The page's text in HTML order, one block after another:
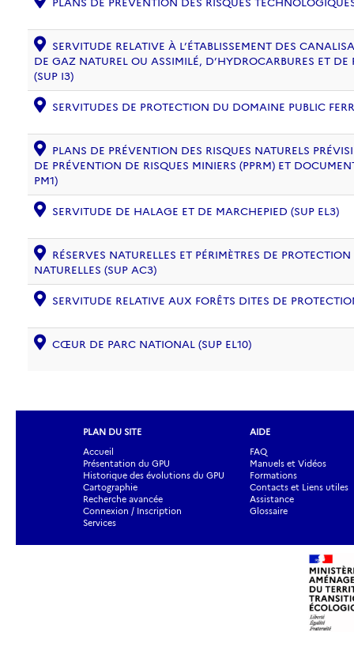
SERVITUDE RELATIVE À L’ÉTABLISSEMENT DES
DE GAZ NATUREL OU ASSIMILÉ, D’HYDROCARBURES ET
(SUP I3)
SERVITUDES DE PROTECTION DU DOMAINE PUBLIC
PLANS DE PRÉVENTION DES RISQUES NATURELS
DE PRÉVENTION DE RISQUES MINIERS (PPRM) ET
PM1)
SERVITUDE DE HALAGE ET DE MARCHEPIED (SUP EL3)
RÉSERVES NATURELLES ET PÉRIMÈTRES DE
NATURELLES (SUP AC3)
SERVITUDE RELATIVE AUX FORÊTS DITES DE
CŒUR DE PARC NATIONAL (SUP EL10)
PLAN DU SITE
Accueil
Présentation du GPU
Historique des évolutions du GPU
Cartographie
Recherche avancée
Connexion / Inscription
Services
AIDE
FAQ
Manuels et Vidéos
Formations
Contacts et Liens utiles
Assistance
Glossaire